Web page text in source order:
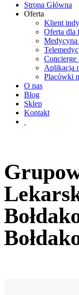
Strona Główna
Oferta
Klient
Oferta dla
Medycyna
Aplikacja
Placówki
O nas
Blog
Sklep
Kontakt